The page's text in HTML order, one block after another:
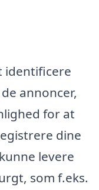
identificere
annoncer,
for at
dine
levere
som f.eks.